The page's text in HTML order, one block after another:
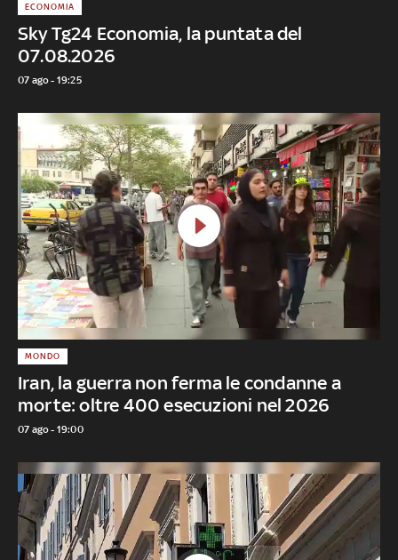
Sky Tg24 Economia, la puntata del
07.08.2026
ECONOMIA
07 ago - 19:25
Iran, la guerra non ferma le condanne a
morte: oltre 400 esecuzioni nel 2026
MONDO
07 ago - 19:00